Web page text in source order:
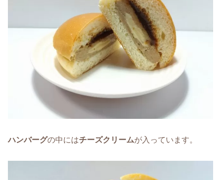
ハンバーグの中にはチーズクリームが入っています。